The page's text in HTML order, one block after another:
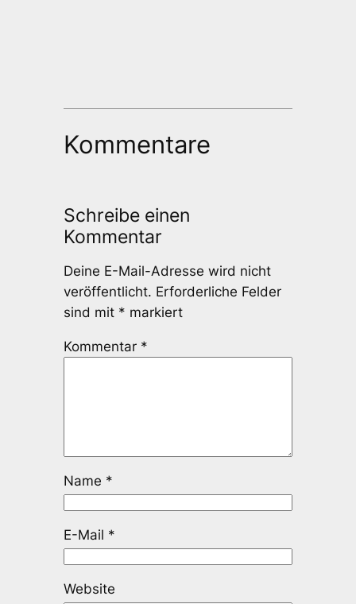
Kommentare
Schreibe einen
Kommentar
Deine E-Mail-Adresse wird nicht
veröffentlicht. Erforderliche Felder
sind mit * markiert
Kommentar *
Name *
E-Mail *
Website